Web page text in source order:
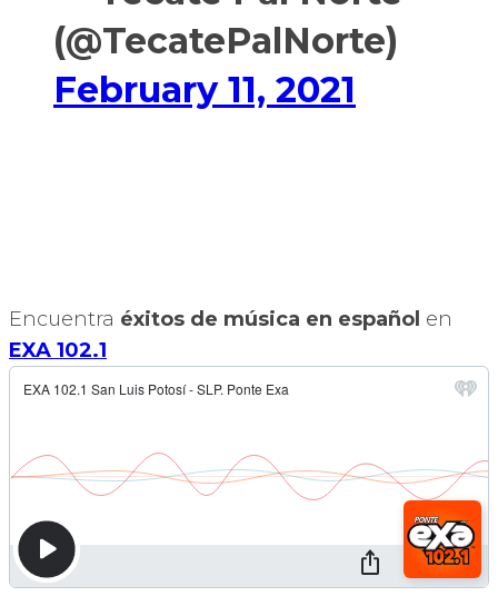
(@TecatePalNorte)
February 11, 2021
Encuentra éxitos de música en español en
EXA 102.1